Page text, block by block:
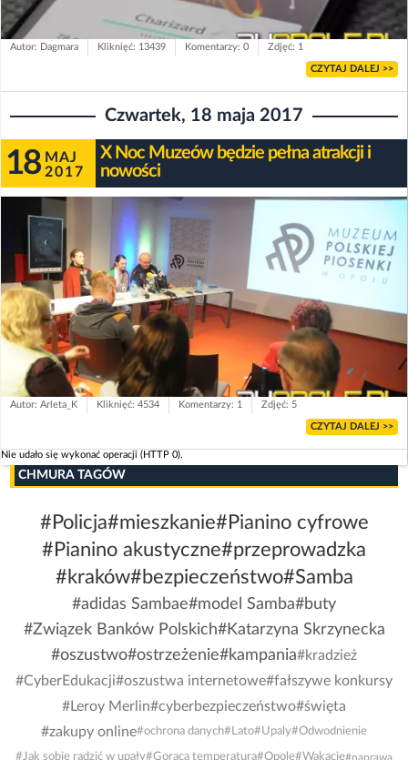
Autor: Dagmara Kliknięć: 13439 Komentarzy: 0 Zdjęć: 1
CZYTAJ DALEJ >>
Czwartek, 18 maja 2017
18 MAJ
2017
X Noc Muzeów będzie pełna atrakcji i
nowości
Autor: Arleta_K Kliknięć: 4534 Komentarzy: 1 Zdjęć: 5
CZYTAJ DALEJ >>
Nie udało się wykonać operacji (HTTP 0).
CHMURA TAGÓW
#Policja#mieszkanie#Pianino cyfrowe
#Pianino akustyczne#przeprowadzka
#kraków#bezpieczeństwo#Samba
#adidas Sambae#model Samba#buty
#Związek Banków Polskich#Katarzyna Skrzynecka
#oszustwo#ostrzeżenie#kampania#kradzież
#CyberEdukacji#oszustwa internetowe#fałszywe konkursy
#Leroy Merlin#cyberbezpieczeństwo#święta
#zakupy online#ochrona danych#Lato#Upaly#Odwodnienie
#Jak sobie radzić w upały#Gorąca temperatura#Opole#Wakacje#naprawa